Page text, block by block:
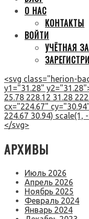
О НАС
КОНТАКТЫ
ВОЙТИ
УЧЁТНАЯ
<svg class="herion-
y1="31.28"
25.78 228.12 31.28
cx="224.67"
224.67 30.94)
</svg>
АРХИВЫ
Июль 2026
Апрель 2026
Ноябрь 2025
Февраль 2024
Январь 2024